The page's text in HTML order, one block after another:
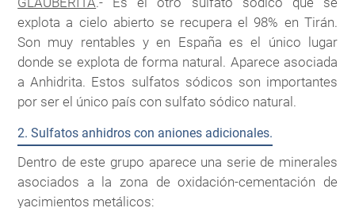
explota a cielo abierto se recupera el 98% en Tirán.
Son muy rentables y en España es el único lugar
donde se explota de forma natural. Aparece asociada
a Anhidrita. Estos sulfatos sódicos son importantes
por ser el único país con sulfato sódico natural.
2. Sulfatos anhidros con aniones adicionales.
Dentro de este grupo aparece una serie de minerales
asociados a la zona de oxidación-cementación de
yacimientos metálicos: